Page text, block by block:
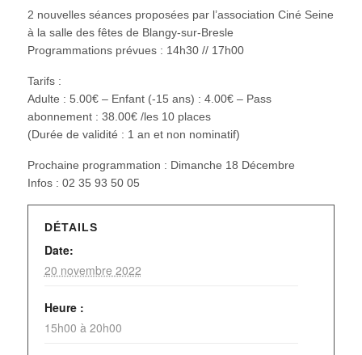
2 nouvelles séances proposées par l’association Ciné Seine
à la salle des fêtes de Blangy-sur-Bresle
Programmations prévues : 14h30 // 17h00
Tarifs :
Adulte : 5.00€ – Enfant (-15 ans) : 4.00€ – Pass
abonnement : 38.00€ /les 10 places
(Durée de validité : 1 an et non nominatif)
Prochaine programmation : Dimanche 18 Décembre
Infos : 02 35 93 50 05
DÉTAILS
Date:
20 novembre 2022
Heure :
15h00 à 20h00